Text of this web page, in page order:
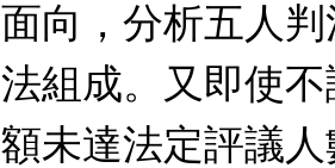
面向，分析五人
法組成。又即使
額未達法定評議